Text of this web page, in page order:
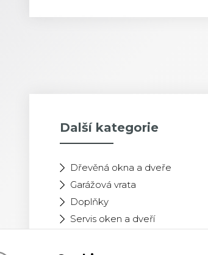
Další kategorie
Dřevěná okna a dveře
Garážová vrata
Doplňky
Servis oken a dveří